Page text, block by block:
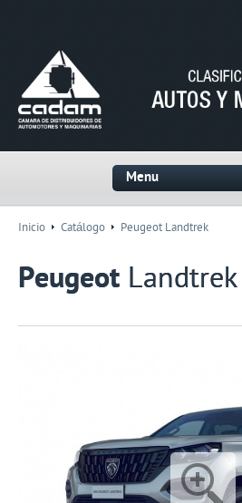
Menu
Inicio Catálogo Peugeot Landtrek
Peugeot Landtrek